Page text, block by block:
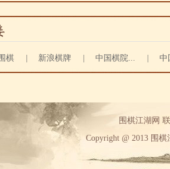
棋 新浪棋牌 中国棋院... 中
围棋江湖网
Copyright @ 2013 围